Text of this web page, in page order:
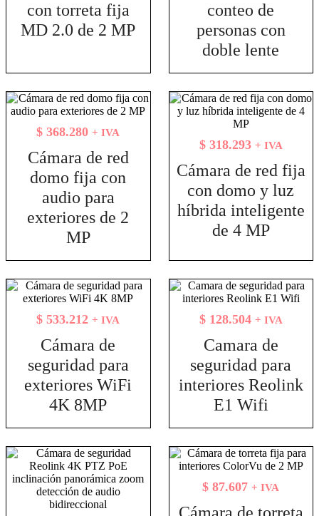
con torreta fija
MD 2.0 de 2 MP
conteo de
personas con
doble lente
$ 368.280 + IVA
Cámara de red
domo fija con
audio para
exteriores de 2
MP
$318.293 + IVA
Cámara de red fija
con domo y luz
híbrida inteligente
de 4 MP
$ 533.212 + IVA
Cámara de
seguridad para
exteriores WiFi
4K 8MP
$128.504 + IVA
Camara de
seguridad para
interiores Reolink
E1 Wifi
$ 87.607 + IVA